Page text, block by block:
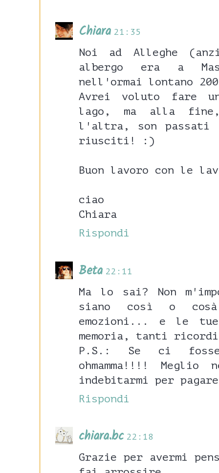
Chiara 21:35
Noi ad Alleghe
albergo era a
nell'ormai lontano
Avrei voluto fare
lago, ma alla fine,
l'altra, son passati
riusciti! :)
Buon lavoro con le
ciao
Chiara
Rispondi
Beta 22:11
Ma lo sai? Non
siano così o
emozioni... e le
memoria, tanti
P.S.: Se ci
ohmamma!!!! Meglio
indebitarmi per
Rispondi
chiara.bc 22:18
Grazie per avermi